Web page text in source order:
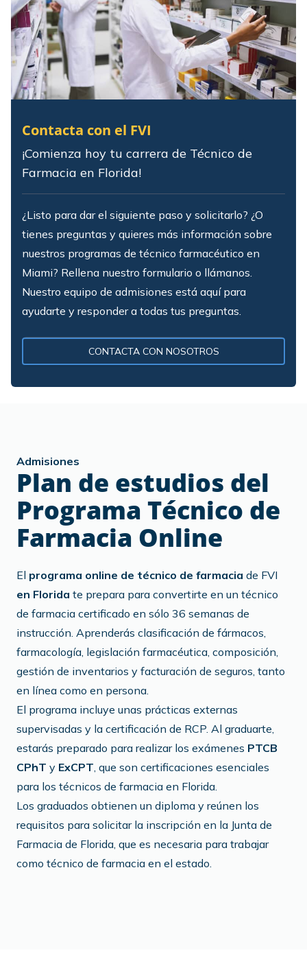
Contacta con el FVI
¡Comienza hoy tu carrera de Técnico de
Farmacia en Florida!
¿Listo para dar el siguiente paso y solicitarlo? ¿O
tienes preguntas y quieres más información sobre
nuestros programas de técnico farmacéutico en
Miami? Rellena nuestro formulario o llámanos.
Nuestro equipo de admisiones está aquí para
ayudarte y responder a todas tus preguntas.
CONTACTA CON NOSOTROS
Admisiones
Plan de estudios del
Programa Técnico de
Farmacia Online
El programa online de técnico de farmacia de FVI
en Florida te prepara para convertirte en un técnico
de farmacia certificado en sólo 36 semanas de
instrucción. Aprenderás clasificación de fármacos,
farmacología, legislación farmacéutica, composición,
gestión de inventarios y facturación de seguros, tanto
en línea como en persona.
El programa incluye unas prácticas externas
supervisadas y la certificación de RCP. Al graduarte,
estarás preparado para realizar los exámenes PTCB
CPhT y ExCPT , que son certificaciones esenciales
para los técnicos de farmacia en Florida.
Los graduados obtienen un diploma y reúnen los
requisitos para solicitar la inscripción en la Junta de
Farmacia de Florida, que es necesaria para trabajar
como técnico de farmacia en el estado.